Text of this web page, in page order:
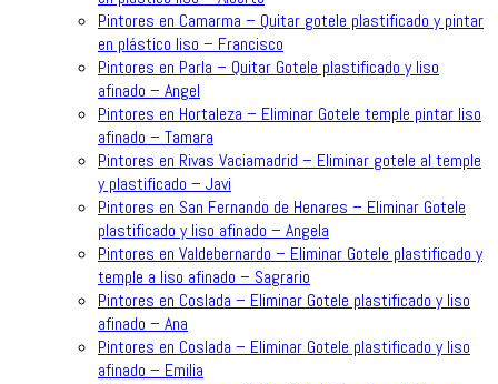
Pintores en Camarma – Quitar gotele plastificado y pintar
en plástico liso – Francisco
Pintores en Parla – Quitar Gotele plastificado y liso
afinado – Angel
Pintores en Hortaleza – Eliminar Gotele temple pintar liso
afinado – Tamara
Pintores en Rivas Vaciamadrid – Eliminar gotele al temple
y plastificado – Javi
Pintores en San Fernando de Henares – Eliminar Gotele
plastificado y liso afinado – Angela
Pintores en Valdebernardo – Eliminar Gotele plastificado y
temple a liso afinado – Sagrario
Pintores en Coslada – Eliminar Gotele plastificado y liso
afinado – Ana
Pintores en Coslada – Eliminar Gotele plastificado y liso
afinado – Emilia